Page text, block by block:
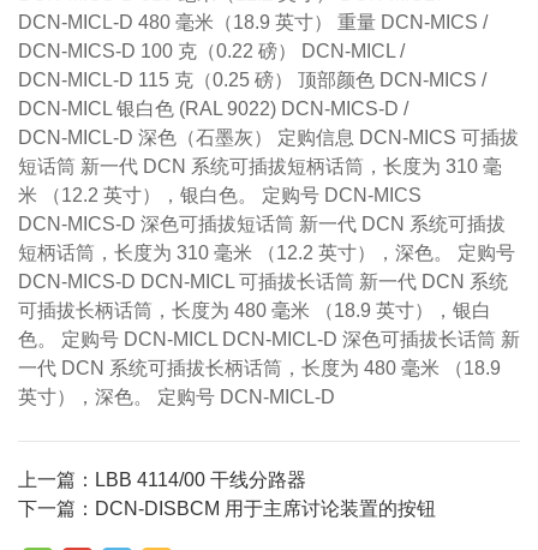
DCN‑MICL‑D 480 毫米（18.9 英寸） 重量 DCN‑MICS /
DCN‑MICS‑D 100 克（0.22 磅） DCN‑MICL /
DCN‑MICL‑D 115 克（0.25 磅） 顶部颜色 DCN‑MICS /
DCN‑MICL 银白色 (RAL 9022) DCN‑MICS‑D /
DCN‑MICL‑D 深色（石墨灰） 定购信息 DCN‑MICS 可插拔
短话筒 新一代 DCN 系统可插拔短柄话筒，长度为 310 毫
米 （12.2 英寸），银白色。 定购号 DCN-MICS
DCN‑MICS‑D 深色可插拔短话筒 新一代 DCN 系统可插拔
短柄话筒，长度为 310 毫米 （12.2 英寸），深色。 定购号
DCN-MICS-D DCN‑MICL 可插拔长话筒 新一代 DCN 系统
可插拔长柄话筒，长度为 480 毫米 （18.9 英寸），银白
色。 定购号 DCN-MICL DCN‑MICL‑D 深色可插拔长话筒 新
一代 DCN 系统可插拔长柄话筒，长度为 480 毫米 （18.9
英寸），深色。 定购号 DCN-MICL-D
上一篇：LBB 4114/00 干线分路器
下一篇：DCN-DISBCM 用于主席讨论装置的按钮